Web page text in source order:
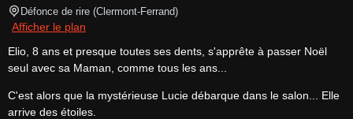
Défonce de rire (Clermont-Ferrand)
Afficher le plan
Elio, 8 ans et presque toutes ses dents, s'apprête à passer Noël
seul avec sa Maman, comme tous les ans...
C'est alors que la mystérieuse Lucie débarque dans le salon... Elle
arrive des étoiles.